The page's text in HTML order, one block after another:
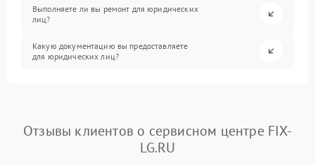
Выполняете ли вы ремонт для юридических
лиц?
Какую документацию вы предоставляете
для юридических лиц?
Отзывы клиентов о сервисном центре FIX-
LG.RU